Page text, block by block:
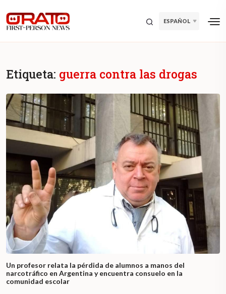
ESPAÑOL
Etiqueta: guerra contra las drogas
Un profesor relata la pérdida de alumnos a manos del
narcotráfico en Argentina y encuentra consuelo en la
comunidad escolar